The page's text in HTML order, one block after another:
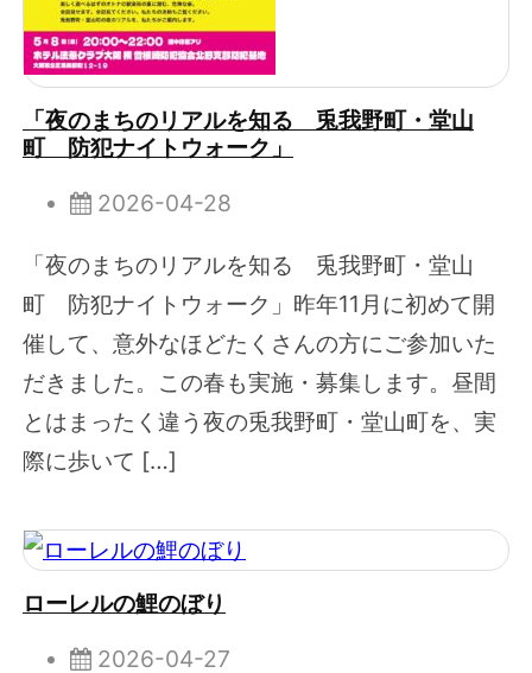
「夜のまちのリアルを知る 兎我野町・堂山
町 防犯ナイトウォーク」
2026-04-28
「夜のまちのリアルを知る 兎我野町・堂山
町 防犯ナイトウォーク」昨年11月に初めて開
催して、意外なほどたくさんの方にご参加いた
だきました。この春も実施・募集します。昼間
とはまったく違う夜の兎我野町・堂山町を、実
際に歩いて […]
ローレルの鯉のぼり
2026-04-27